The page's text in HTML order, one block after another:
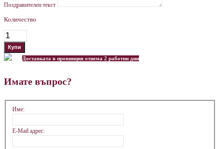
Поздравителен текст
Количество
Доставката в провинция отнема 2 работни дни
Имате въпрос?
Име:
E-Mail адрес: